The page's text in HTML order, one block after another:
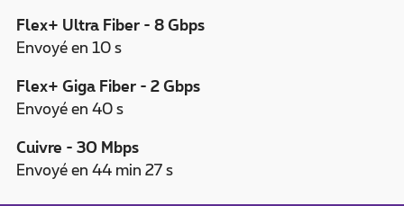
Flex+ Ultra Fiber - 8 Gbps
Envoyé en 10 s
Flex+ Giga Fiber - 2 Gbps
Envoyé en 40 s
Cuivre - 30 Mbps
Envoyé en 44 min 27 s